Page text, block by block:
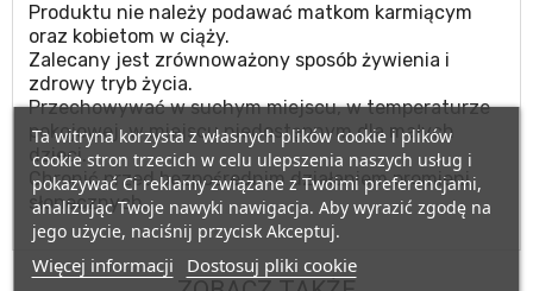
Produktu nie należy podawać matkom karmiącym
oraz kobietom w ciąży.
Zalecany jest zrównoważony sposób żywienia i
zdrowy tryb życia.
Przechowywać w suchym miejscu, w temperaturze
pokojowej, w miejscu niedostępnym dla małych
dzieci.
Chronić przed bezpośrednim działaniem promieni
słonecznych.
Ta witryna korzysta z własnych plików cookie i plików
cookie stron trzecich w celu ulepszenia naszych usług i
pokazywać Ci reklamy związane z Twoimi preferencjami,
analizując Twoje nawyki nawigacja. Aby wyrazić zgodę na
jego użycie, naciśnij przycisk Akceptuj.
Więcej informacji Dostosuj pliki cookie